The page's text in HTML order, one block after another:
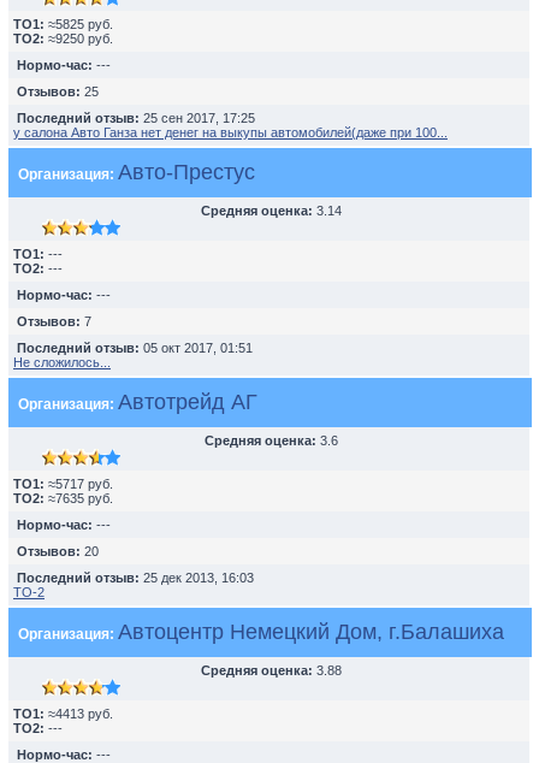
TO1: ≈5825 руб.
TO2: ≈9250 руб.
Нормо-час: ---
Отзывов: 25
Последний отзыв: 25 сен 2017, 17:25
у салона Авто Ганза нет денег на выкупы автомобилей(даже при 100...
Организация: Авто-Престус
Средняя оценка: 3.14
TO1: ---
TO2: ---
Нормо-час: ---
Отзывов: 7
Последний отзыв: 05 окт 2017, 01:51
Не сложилось...
Организация: Автотрейд АГ
Средняя оценка: 3.6
TO1: ≈5717 руб.
TO2: ≈7635 руб.
Нормо-час: ---
Отзывов: 20
Последний отзыв: 25 дек 2013, 16:03
ТО-2
Организация: Автоцентр Немецкий Дом, г.Балашиха
Средняя оценка: 3.88
TO1: ≈4413 руб.
TO2: ---
Нормо-час: ---